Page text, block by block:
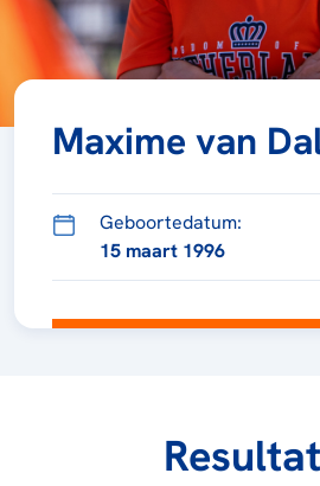
Maxime van
Geboortedatum:
15 maart 1996